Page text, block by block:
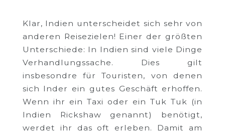
Klar, Indien unterscheidet sich sehr von
anderen Reisezielen! Einer der größten
Unterschiede: In Indien sind viele Dinge
Verhandlungssache. Dies gilt
insbesondre für Touristen, von denen
sich Inder ein gutes Geschäft erhoffen.
Wenn ihr ein Taxi oder ein Tuk Tuk (in
Indien Rickshaw genannt) benötigt,
werdet ihr das oft erleben. Damit am